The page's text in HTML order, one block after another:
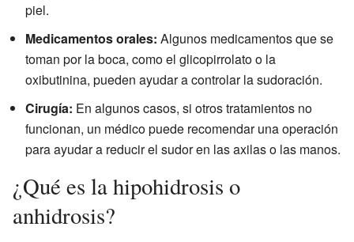
piel.
Medicamentos orales: Algunos medicamentos que se
toman por la boca, como el glicopirrolato o la
oxibutinina, pueden ayudar a controlar la sudoración.
Cirugía: En algunos casos, si otros tratamientos no
funcionan, un médico puede recomendar una operación
para ayudar a reducir el sudor en las axilas o las manos.
¿Qué es la hipohidrosis o
anhidrosis?